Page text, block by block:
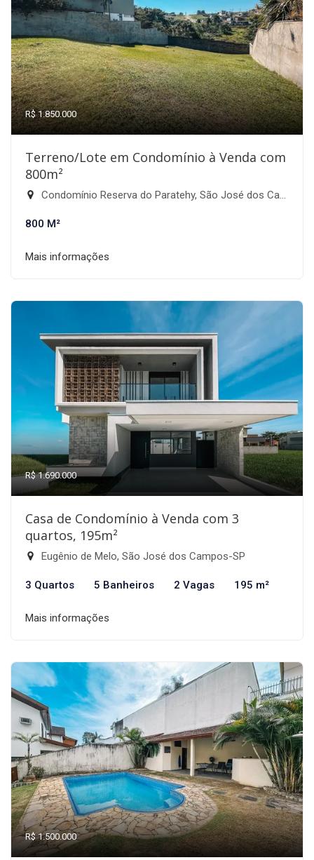
R$ 1.850.000
Terreno/Lote em Condomínio à Venda com
800m²
Condomínio Reserva do Paratehy, São José dos Campos-SP
800 M²
Mais informações
R$ 1.690.000
Casa de Condomínio à Venda com 3
quartos, 195m²
Eugênio de Melo, São José dos Campos-SP
3 Quartos 5 Banheiros 2 Vagas 195 m²
Mais informações
R$ 1.500.000